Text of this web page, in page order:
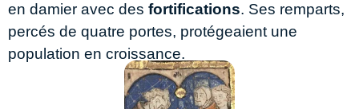
en damier avec des fortifications. Ses remparts,
percés de quatre portes, protégeaient une
population en croissance.